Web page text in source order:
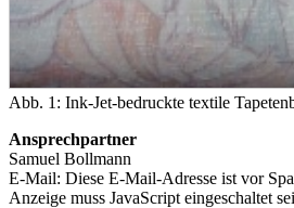
Abb. 1: Ink-Jet-bedruckte textile
Ansprechpartner
Samuel Bollmann
E-Mail: Diese E-Mail-Adresse ist vor
Anzeige muss JavaScript eingeschaltet